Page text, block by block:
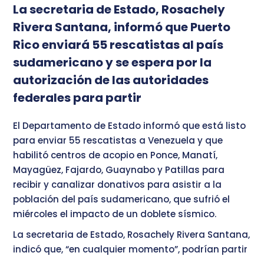
La secretaria de Estado, Rosachely
Rivera Santana, informó que Puerto
Rico enviará 55 rescatistas al país
sudamericano y se espera por la
autorización de las autoridades
federales para partir
El Departamento de Estado informó que está listo
para enviar 55 rescatistas a Venezuela y que
habilitó centros de acopio en Ponce, Manatí,
Mayagüez, Fajardo, Guaynabo y Patillas para
recibir y canalizar donativos para asistir a la
población del país sudamericano, que sufrió el
miércoles el impacto de un doblete sísmico.
La secretaria de Estado, Rosachely Rivera Santana,
indicó que, “en cualquier momento”, podrían partir